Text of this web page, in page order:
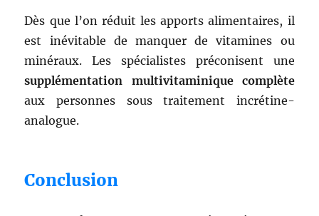
Dès que l’on réduit les apports alimentaires, il
est inévitable de manquer de vitamines ou
minéraux. Les spécialistes préconisent une
supplémentation multivitaminique complète
aux personnes sous traitement incrétine-
analogue.
Conclusion